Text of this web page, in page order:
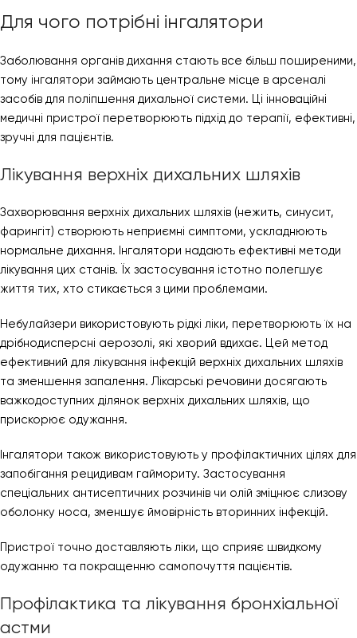
Для чого потрібні інгалятори
Заболювання органів дихання стають все більш поширеними,
тому інгалятори займають центральне місце в арсеналі
засобів для поліпшення дихальної системи. Ці інноваційні
медичні пристрої перетворюють підхід до терапії, ефективні,
зручні для пацієнтів.
Лікування верхніх дихальних шляхів
Захворювання верхніх дихальних шляхів (нежить, синусит,
фарингіт) створюють неприємні симптоми, ускладнюють
нормальне дихання. Інгалятори надають ефективні методи
лікування цих станів. Їх застосування істотно полегшує
життя тих, хто стикається з цими проблемами.
Небулайзери використовують рідкі ліки, перетворюють їх на
дрібнодисперсні аерозолі, які хворий вдихає. Цей метод
ефективний для лікування інфекцій верхніх дихальних шляхів
та зменшення запалення. Лікарські речовини досягають
важкодоступних ділянок верхніх дихальних шляхів, що
прискорює одужання.
Інгалятори також використовують у профілактичних цілях для
запобігання рецидивам гаймориту. Застосування
спеціальних антисептичних розчинів чи олій зміцнює слизову
оболонку носа, зменшує ймовірність вторинних інфекцій.
Пристрої точно доставляють ліки, що сприяє швидкому
одужанню та покращенню самопочуття пацієнтів.
Профілактика та лікування бронхіальної
астми